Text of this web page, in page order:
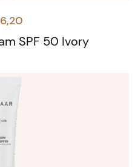
SPF 50 Ivory